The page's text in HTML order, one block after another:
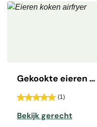
Gekookte eieren uit de Airfryer
(1)
Bekijk gerecht